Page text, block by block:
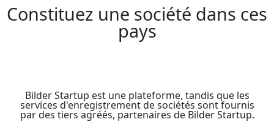
Constituez une société dans ces
pays
Bilder Startup est une plateforme, tandis que les
services d'enregistrement de sociétés sont fournis
par des tiers agréés, partenaires de Bilder Startup.